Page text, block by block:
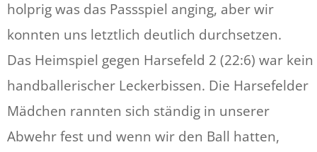
holprig was das Passspiel anging, aber wir
konnten uns letztlich deutlich durchsetzen.
Das Heimspiel gegen Harsefeld 2 (22:6) war kein
handballerischer Leckerbissen. Die Harsefelder
Mädchen rannten sich ständig in unserer
Abwehr fest und wenn wir den Ball hatten,